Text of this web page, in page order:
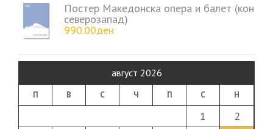
Постер Македонска опера и балет (кон
северозапад)
990.00ден
август 2026
П В С Ч П С Н
1
2